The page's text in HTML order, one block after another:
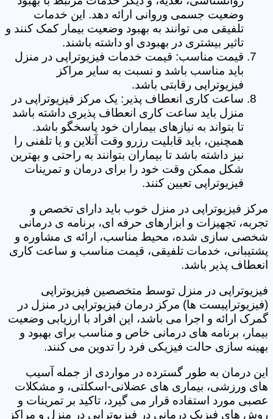
وضعیت جسمی وروانی ارائه دهد. این خدمات
تلفیقی می توانند به بهبود وضعیت بیمار کمک کنند و
تاثیر بیشتری در بهبودی او داشته باشند.
قیمت مناسب: قیمت خدمات فیزیوتراپی در منزل
باید مناسب باشد و نسبت به سایر مراکز
فیزیوتراپی رقابتی باشد.
ساعت کاری انعطاف پذیر: یک مرکز فیزیوتراپی در
منزل باید ساعت کاری انعطاف پذیری داشته باشد
تا بتواند به نیازهای بیماران خود پاسخگو باشد.
همچنین، باید قابلیت رزرو وقت آنلاین و یا تلفنی را
نیز داشته باشد تا بیماران بتوانند به راحتی و بهترین
شکل ممکن وقت خود را برای درمان و تمرینات
فیزیوتراپی تعیین کنند.
مرکز فیزیوتراپی در منزل خوب باید دارای تخصص و
تجربه، تجهیزات و ابزارهای حرفه ای، برنامه ی درمانی
شخصی سازی شده، محیط مناسب، ارائه ی مشاوره و
پشتیبانی، خدمات تلفیقی، قیمت مناسب و ساعت کاری
انعطاف پذیر باشد.
فیزیوتراپی در منزل توسط متخصصین فیزیوتراپی
(فیزیوتراپیست ها) مرکز درمان فیزیوتراپی در منزل در
گمرک ارائه و اجرا می باشد، این افراد با ارزیابی وضعیت
بیمار، برنامه های درمانی خاص و مناسب برای بهبود و
بهینه سازی حالت فیزیکی فرد را تدوین می کنند.
این درمان به طور گسترده در مواردی از جمله آسیب
های ورزشی، بیماری های عضلانی-اسکلتی، و مشکلات
عصبی مورد استفاده قرار می گیرد، تاکید بر تمرینات و
روش های فیزیک درمانی در فیزیوتراپی در منزل و مراکز